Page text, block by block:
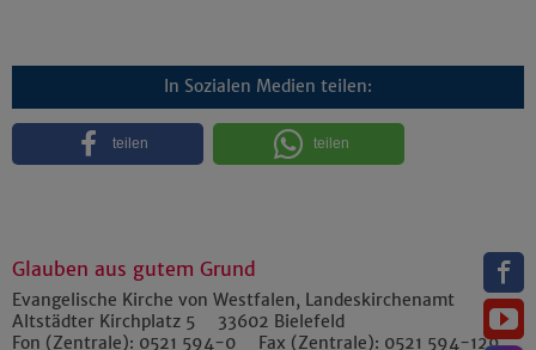
In Sozialen Medien teilen:
teilen teilen
Glauben aus gutem Grund
Evangelische Kirche von Westfalen, Landeskirchenamt
Altstädter Kirchplatz 5
33602 Bielefeld
Fon (Zentrale): 0521 594-0 Fax (Zentrale): 0521 594-129